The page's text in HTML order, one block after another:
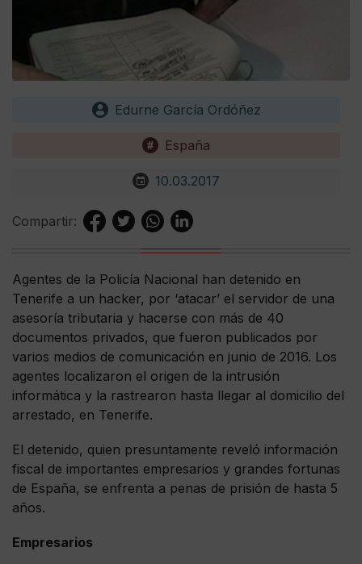
Edurne García Ordóñez
España
10.03.2017
Compartir:
Agentes de la Policía Nacional han detenido en
Tenerife a un hacker, por ‘atacar’ el servidor de una
asesoría tributaria y hacerse con más de 40
documentos privados, que fueron publicados por
varios medios de comunicación en junio de 2016. Los
agentes localizaron el origen de la intrusión
informática y la rastrearon hasta llegar al domicilio del
arrestado, en Tenerife.
El detenido, quien presuntamente reveló información
fiscal de importantes empresarios y grandes fortunas
de España, se enfrenta a penas de prisión de hasta 5
años.
Empresarios